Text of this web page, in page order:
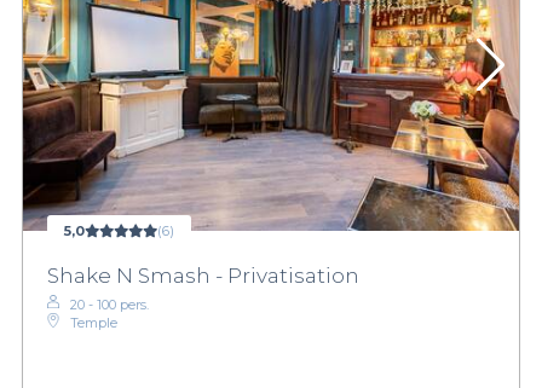
5,0 (6)
Shake N Smash - Privatisation
20 - 100 pers.
Temple